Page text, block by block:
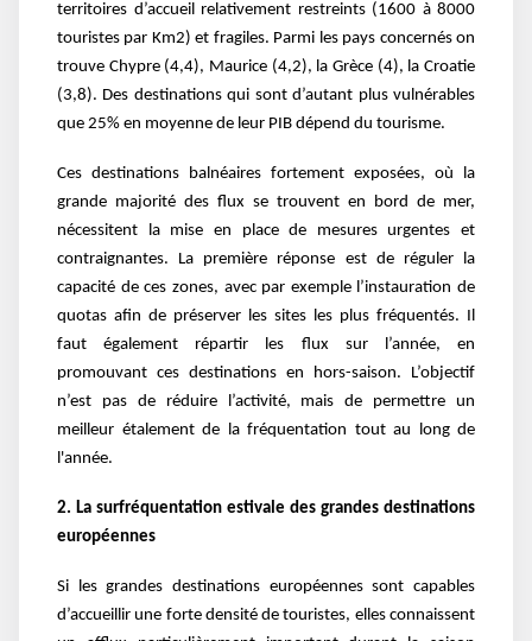
territoires d’accueil relativement restreints (1600 à 8000
touristes par Km2) et fragiles. Parmi les pays concernés on
trouve Chypre (4,4), Maurice (4,2), la Grèce (4), la Croatie
(3,8). Des destinations qui sont d’autant plus vulnérables
que 25% en moyenne de leur PIB dépend du tourisme.
Ces destinations balnéaires fortement exposées, où la
grande majorité des flux se trouvent en bord de mer,
nécessitent la mise en place de mesures urgentes et
contraignantes. La première réponse est de réguler la
capacité de ces zones, avec par exemple l’instauration de
quotas afin de préserver les sites les plus fréquentés. Il
faut également répartir les flux sur l’année, en
promouvant ces destinations en hors-saison. L’objectif
n’est pas de réduire l’activité, mais de permettre un
meilleur étalement de la fréquentation tout au long de
l'année.
2. La surfréquentation estivale des grandes destinations
européennes
Si les grandes destinations européennes sont capables
d’accueillir une forte densité de touristes, elles connaissent